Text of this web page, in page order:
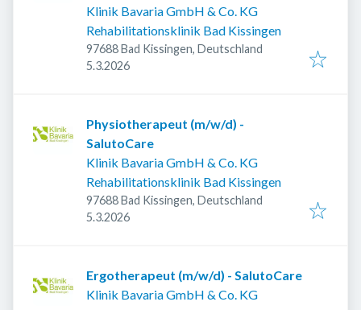
Klinik Bavaria GmbH & Co. KG
Rehabilitationsklinik Bad Kissingen
97688 Bad Kissingen, Deutschland
Veröffentlicht
5.3.2026
Physiotherapeut (m/w/d) -
SalutoCare
Klinik Bavaria GmbH & Co. KG
Rehabilitationsklinik Bad Kissingen
97688 Bad Kissingen, Deutschland
Veröffentlicht
5.3.2026
Ergotherapeut (m/w/d) - SalutoCare
Klinik Bavaria GmbH & Co. KG